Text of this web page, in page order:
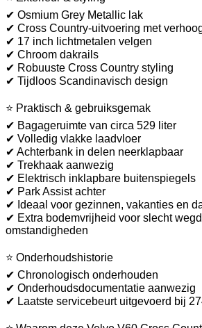
✔ Osmium Grey Metallic lak
✔ Cross Country-uitvoering met
✔ 17 inch lichtmetalen velgen
✔ Chroom dakrails
✔ Robuuste Cross Country styling
✔ Tijdloos Scandinavisch design
⭐ Praktisch & gebruiksgemak
✔ Bagageruimte van circa 529 liter
✔ Volledig vlakke laadvloer
✔ Achterbank in delen neerklapbaar
✔ Trekhaak aanwezig
✔ Elektrisch inklapbare buitenspiegels
✔ Park Assist achter
✔ Ideaal voor gezinnen, vakanties en
✔ Extra bodemvrijheid voor slecht
omstandigheden
⭐ Onderhoudshistorie
✔ Chronologisch onderhouden
✔ Onderhoudsdocumentatie aanwezig
✔ Laatste servicebeurt uitgevoerd bij